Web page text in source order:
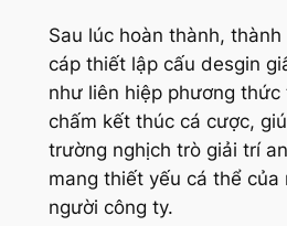
Sau lúc hoàn thành,
cáp thiết lập cấu desgin
như liên hiệp phương
chấm kết thúc cá cược,
trường nghịch trò giải trí
mang thiết yếu cá thể của
người công ty.